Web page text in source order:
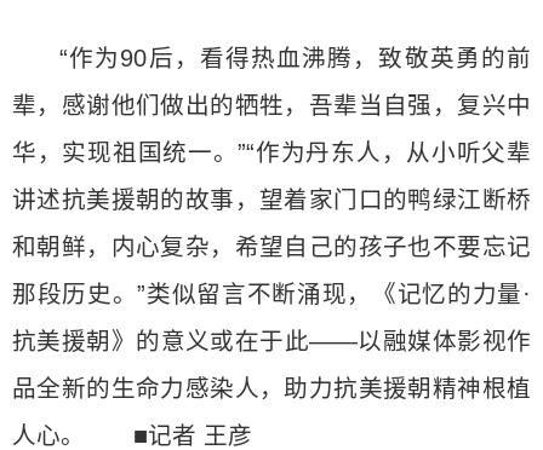
“作为90后，看得热血沸腾，致敬英勇的前
辈，感谢他们做出的牺牲，吾辈当自强，复兴中
华，实现祖国统一。”“作为丹东人，从小听父辈
讲述抗美援朝的故事，望着家门口的鸭绿江断桥
和朝鲜，内心复杂，希望自己的孩子也不要忘记
那段历史。”类似留言不断涌现，《记忆的力量·
抗美援朝》的意义或在于此——以融媒体影视作
品全新的生命力感染人，助力抗美援朝精神根植
人心。 ■记者 王彦